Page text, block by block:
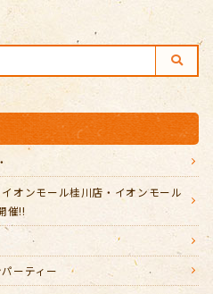
オンモール桂川店・イオンモール
催!!
ーティー